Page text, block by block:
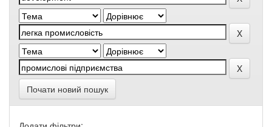
Почати новий пошук